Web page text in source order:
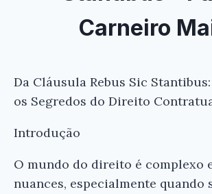
Carneiro
Da Cláusula Rebus Sic
os Segredos do Direito
Introdução
O mundo do direito é complexo
nuances, especialmente quando